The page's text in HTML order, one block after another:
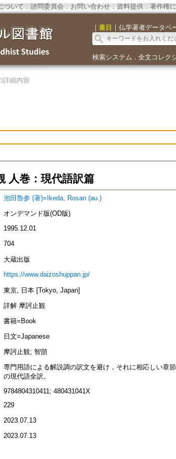
ついて ． 諮問委員会． お問い合わせ． 資料提供． 著作権
｜ 書目 ｜ 仏学著者データベ
検索システム ． 全文コレク
詳細内容
人巻：現代語訳篇
池田魯参 (著)=Ikeda, Rosan (au.)
オンデマンド版(OD版)
1995.12.01
704
大蔵出版
https://www.daizoshuppan.jp/
東京, 日本 [Tokyo, Japan]
詳解 摩訶止観
書籍=Book
日文=Japanese
摩訶止観; 智顗
専門用語による解説調の訳文を避け，それに相応しい章
の現代語全訳。
9784804310411; 480431041X
229
2023.07.13
2023.07.13